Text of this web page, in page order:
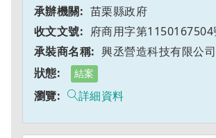
苗栗縣政府
府商用字第1150167504
興丞營造科技有限公司
結案
詳細資料